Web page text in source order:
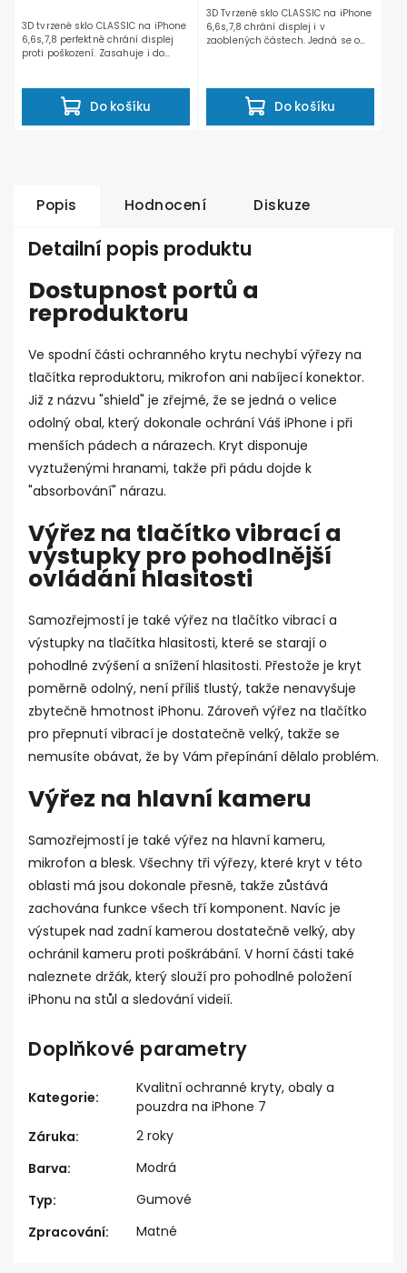
Do košíku
3D tvrzené sklo CLASSIC na iPhone
6,6s,7,8 perfektně chrání displej
proti poškození. Zasahuje i do
Do košíku
3D Tvrzené sklo CLASSIC na iPhone
6,6s,7,8 chrání displej i v
zaoblených částech. Jedná se o
Popis Hodnocení Diskuze
Detailní popis produktu
Dostupnost portů a
reproduktoru
Ve spodní části ochranného krytu nechybí výřezy na
tlačítka reproduktoru, mikrofon ani nabíjecí konektor.
Již z názvu "shield" je zřejmé, že se jedná o velice
odolný obal, který dokonale ochrání Váš iPhone i při
menších pádech a nárazech. Kryt disponuje
vyztuženými hranami, takže při pádu dojde k
"absorbování" nárazu.
Výřez na tlačítko vibrací a
výstupky pro pohodlnější
ovládání hlasitosti
Samozřejmostí je také výřez na tlačítko vibrací a
výstupky na tlačítka hlasitosti, které se starají o
pohodlné zvýšení a snížení hlasitosti. Přestože je kryt
poměrně odolný, není příliš tlustý, takže nenavyšuje
zbytečně hmotnost iPhonu. Zároveň výřez na tlačítko
pro přepnutí vibrací je dostatečně velký, takže se
nemusíte obávat, že by Vám přepínání dělalo problém.
Výřez na hlavní kameru
Samozřejmostí je také výřez na hlavní kameru,
mikrofon a blesk. Všechny tři výřezy, které kryt v této
oblasti má jsou dokonale přesně, takže zůstává
zachována funkce všech tří komponent. Navíc je
výstupek nad zadní kamerou dostatečně velký, aby
ochránil kameru proti poškrábání. V horní části také
naleznete držák, který slouží pro pohodlné položení
iPhonu na stůl a sledování videií.
Doplňkové parametry
Kategorie:
Kvalitní ochranné kryty, obaly a
pouzdra na iPhone 7
Záruka:
2 roky
Barva:
Modrá
Typ:
Gumové
Zpracování: Matné